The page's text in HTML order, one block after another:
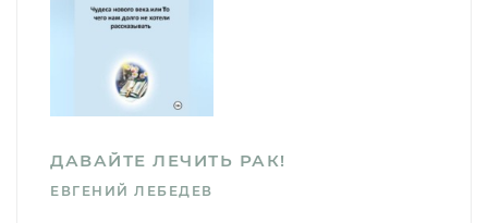
ДАВАЙТЕ ЛЕЧИТЬ РАК!
ЕВГЕНИЙ ЛЕБЕДЕВ